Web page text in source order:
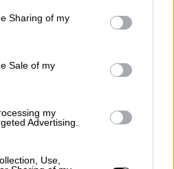
behaviour. You may click to
and its third-party tags to
purposes in below Google
Sharing of my
Sale of my
my
Advertising.
Use,
των γνωστών
Τραμπ για την
των
στην
του για τη
αρνείται να